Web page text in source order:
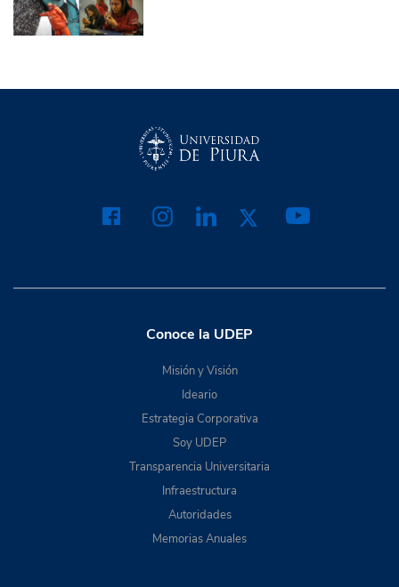
Conoce la UDEP
Misión y Visión
Ideario
Estrategia Corporativa
Soy UDEP
Transparencia Universitaria
Infraestructura
Autoridades
Memorias Anuales